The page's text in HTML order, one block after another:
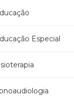
Especial